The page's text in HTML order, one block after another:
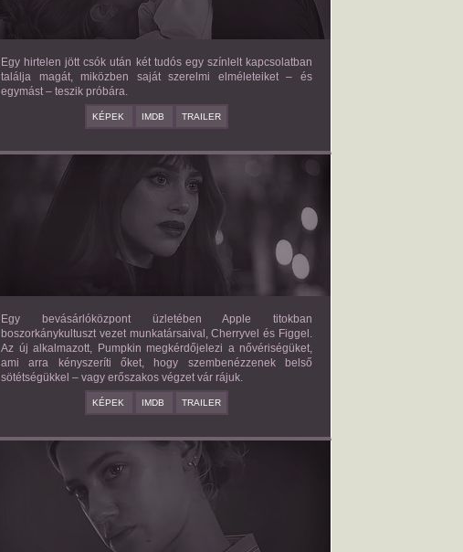
Egy hirtelen jött csók után két tudós egy színlelt kapcsolatban
találja magát, miközben saját szerelmi elméleteiket – és
egymást – teszik próbára.
KÉPEK IMDB TRAILER
FORBIDDEN FRUITS
2026/03/27
APPLE
Egy bevásárlóközpont üzletében Apple titokban
boszorkánykultuszt vezet munkatársaival, Cherryvel és Figgel.
Az új alkalmazott, Pumpkin megkérdőjelezi a nővériségüket,
ami arra kényszeríti őket, hogy szembenézzenek belső
sötétségükkel – vagy erőszakos végzet vár rájuk.
KÉPEK IMDB TRAILER
AMERICAN SWEATSHOP
DAISY MORIARTY